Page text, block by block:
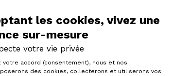
les cookies, vivez une
sur-mesure
votre vie privée
de Gestion du
votre accord (consentement), nous et nos
des cookies, collecterons et utiliserons vos
Origine Axxome-Rahmen 2